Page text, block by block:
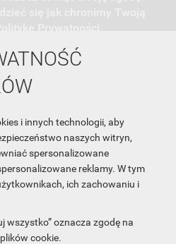
i innych technologii, aby
naszych witryn,
spersonalizowane
reklamy. W tym
ich zachowaniu i
wszystko” oznacza zgodę na
cookie.